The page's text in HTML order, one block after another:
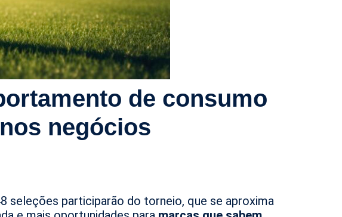
de consumo
negócios
seleções participarão do torneio, que se aproxima